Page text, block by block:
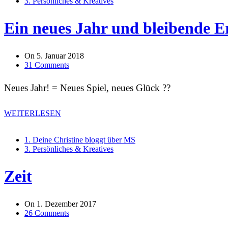
Ein neues Jahr und bleibende
On 5. Januar 2018
31 Comments
Neues Jahr! = Neues Spiel, neues Glück ??
WEITERLESEN
1. Deine Christine bloggt über MS
3. Persönliches & Kreatives
Zeit
On 1. Dezember 2017
26 Comments